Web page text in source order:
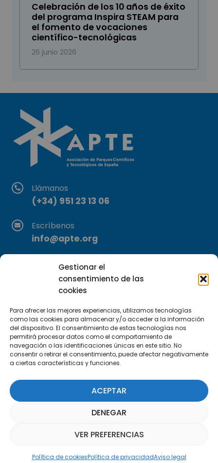
Gestionar el
consentimiento de las
cookies
Para ofrecer las mejores experiencias, utilizamos tecnologías
como las cookies para almacenar y/o acceder a la información
del dispositivo. El consentimiento de estas tecnologías nos
permitirá procesar datos como el comportamiento de
navegación o las identificaciones únicas en este sitio. No
consentir o retirar el consentimiento, puede afectar negativamente
a ciertas características y funciones.
ACEPTAR
DENEGAR
VER PREFERENCIAS
Política de cookiesPolítica de privacidadAviso legal
Celebración de los 10 años de éxito
del programa Inspira STEAM para
el fomento de vocaciones
científico-tecnológicas
26 junio 2026
Llámanos
(+34) 951 23 13 06
Escríbenos
info@apte.org
Encuéntranos
C/Marie Curie, 35
29590 Campanillas, Málaga
SUSCRÍBETE AQUÍ